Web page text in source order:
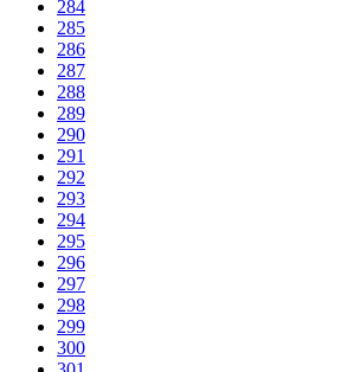
284
285
286
287
288
289
290
291
292
293
294
295
296
297
298
299
300